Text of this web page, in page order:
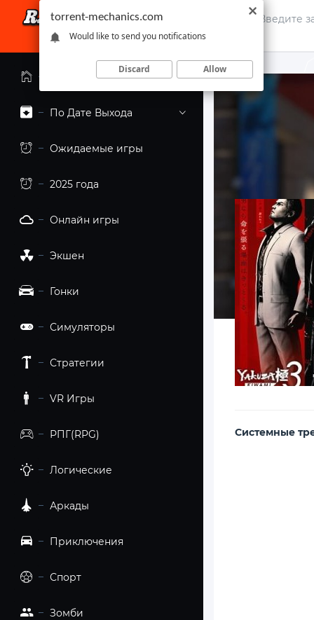
Главная страница
По Дате Выхода
Ожидаемые игры
2025 года
Онлайн игры
Экшен
Гонки
Симуляторы
Стратегии
VR Игры
РПГ(RPG)
Логические
Аркады
Приключения
Спорт
Зомби
Cистемные
torrent-mechanics.com
Would like to send you notifications
Discard Allow